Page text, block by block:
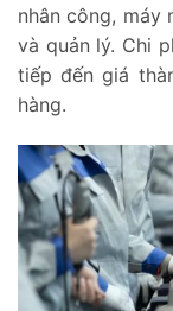
nhân công, máy
và quản lý. Chi
tiếp đến giá
hàng.